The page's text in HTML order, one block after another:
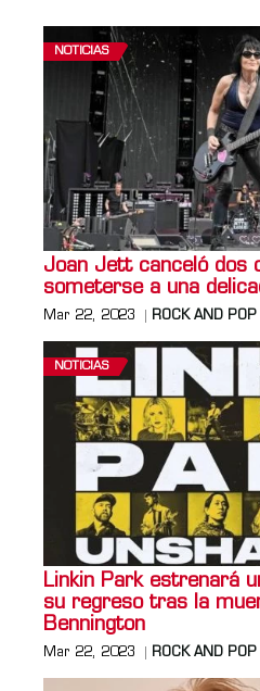
NOTICIAS
Joan Jett canceló dos
someterse a una
Mar 22, 2023 ROCK AND POP
NOTICIAS
Linkin Park estrenará
su regreso tras la
Bennington
Mar 22, 2023 ROCK AND POP